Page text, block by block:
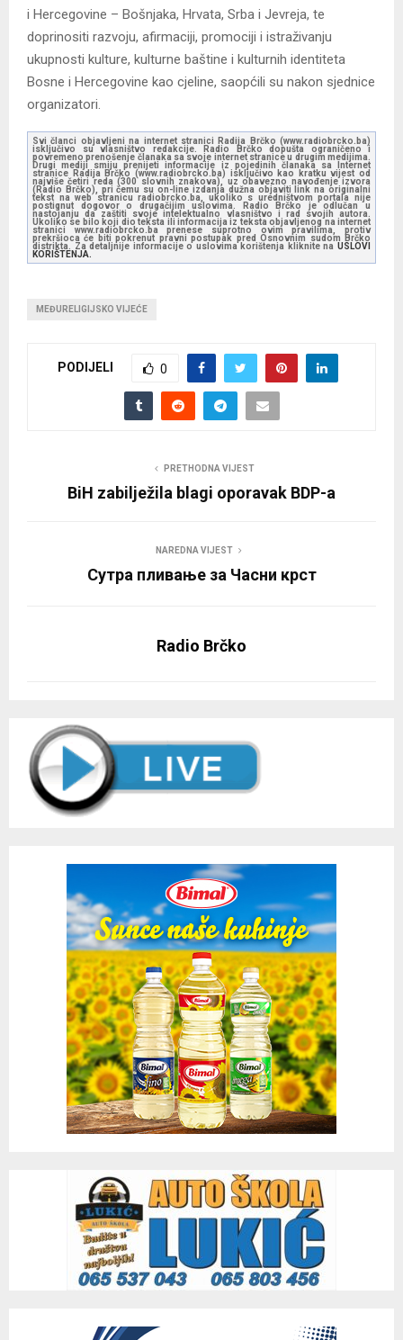
i Hercegovine – Bošnjaka, Hrvata, Srba i Jevreja, te
doprinositi razvoju, afirmaciji, promociji i istraživanju
ukupnosti kulture, kulturne baštine i kulturnih identiteta
Bosne i Hercegovine kao cjeline, saopćili su nakon sjednice
organizatori.
Svi članci objavljeni na internet stranici Radija Brčko (www.radiobrcko.ba)
isključivo su vlasništvo redakcije. Radio Brčko dopušta ograničeno i
povremeno prenošenje članaka sa svoje internet stranice u drugim medijima.
Drugi mediji smiju prenijeti informacije iz pojedinih članaka sa Internet
stranice Radija Brčko (www.radiobrcko.ba) isključivo kao kratku vijest od
najviše četiri reda (300 slovnih znakova), uz obavezno navođenje izvora
(Radio Brčko), pri čemu su on-line izdanja dužna objaviti link na originalni
tekst na web stranicu radiobrcko.ba, ukoliko s uredništvom portala nije
postignut dogovor o drugačijim uslovima. Radio Brčko je odlučan u
nastojanju da zaštiti svoje intelektualno vlasništvo i rad svojih autora.
Ukoliko se bilo koji dio teksta ili informacija iz teksta objavljenog na internet
stranici www.radiobrcko.ba prenese suprotno ovim pravilima, protiv
prekršioca će biti pokrenut pravni postupak pred Osnovnim sudom Brčko
distrikta. Za detaljnije informacije o uslovima korištenja kliknite na USLOVI
KORIŠTENJA.
MEĐURELIGIJSKO VIJEĆE
PODIJELI 0
PRETHODNA VIJEST
BiH zabilježila blagi oporavak BDP-a
NAREDNA VIJEST
Сутра пливање за Часни крст
Radio Brčko